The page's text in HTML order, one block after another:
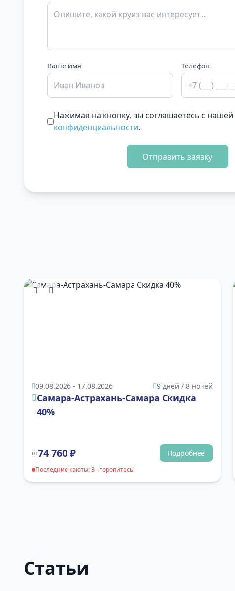
Ваше имя Телефон
Нажимая на кнопку, вы соглашаетесь с нашей
конфиденциальности.
Отправить заявку
09.08.2026 - 17.08.2026 9 дней / 8 ночей
Самара-Астрахань-Самара Скидка
40%
от74 760₽ Подробнее
Последние каюты: 3 - торопитесь!
Статьи